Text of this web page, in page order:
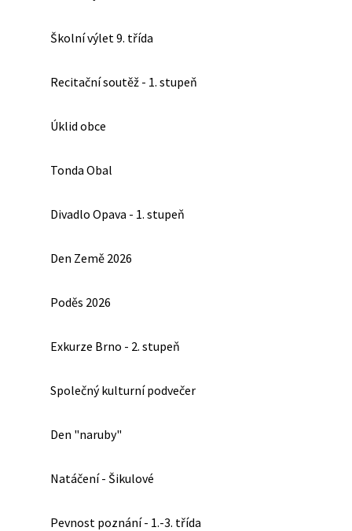
Školní výlet 9. třída
Recitační soutěž - 1. stupeň
Úklid obce
Tonda Obal
Divadlo Opava - 1. stupeň
Den Země 2026
Poděs 2026
Exkurze Brno - 2. stupeň
Společný kulturní podvečer
Den "naruby"
Natáčení - Šikulové
Pevnost poznání - 1.-3. třída